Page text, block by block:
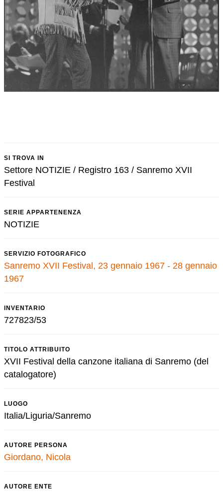
SI TROVA IN
Settore NOTIZIE / Registro 163 / Sanremo XVII
Festival
SERIE APPARTENENZA
NOTIZIE
SERVIZIO FOTOGRAFICO
Sanremo XVII Festival, 23 gennaio 1967 - 28 gennaio
1967
INVENTARIO
727823/53
TITOLO ATTRIBUITO
XVII Festival della canzone italiana di Sanremo (del
catalogatore)
LUOGO
Italia/Liguria/Sanremo
AUTORE PERSONA
Giordano, Nicola
AUTORE ENTE